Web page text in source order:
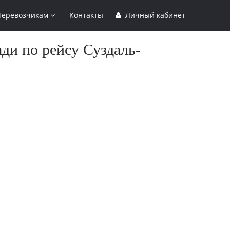
Контакты Личный кабинет
по рейсу Суздаль-